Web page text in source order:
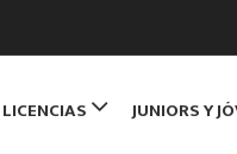
LICENCIAS JUNIORS Y